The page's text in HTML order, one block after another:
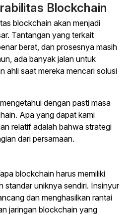
Blockchain
blockchain akan menjadi
Tantangan yang terkait
berat, dan prosesnya masih
ada banyak jalan untuk
ahli saat mereka mencari solusi
dengan pasti masa
Apa yang dapat kami
relatif adalah bahwa strategi
dari persamaan.
blockchain harus memiliki
standar uniknya sendiri. Insinyur
dan menghasilkan rantai
jaringan blockchain yang